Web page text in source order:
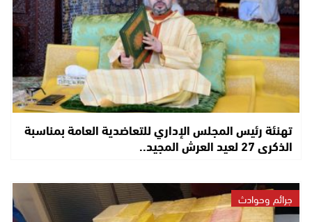
تهنئة رئيس المجلس الإداري للتعاضدية العامة بمناسبة
الذكرى 27 لعيد العرش المجيد..
جرائم وحوادث